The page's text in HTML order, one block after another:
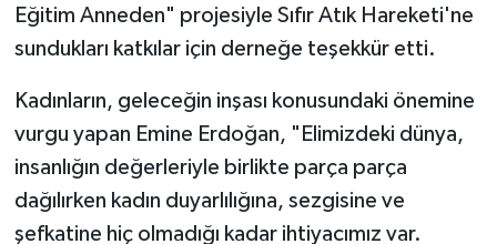
Eğitim Anneden" projesiyle Sıfır Atık Hareketi'ne
sundukları katkılar için derneğe teşekkür etti.
Kadınların, geleceğin inşası konusundaki önemine
vurgu yapan Emine Erdoğan, "Elimizdeki dünya,
insanlığın değerleriyle birlikte parça parça
dağılırken kadın duyarlılığına, sezgisine ve
şefkatine hiç olmadığı kadar ihtiyacımız var.